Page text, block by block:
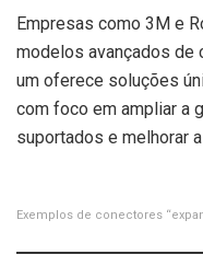
Empresas como 3M e
modelos avançados de
um oferece soluções
com foco em ampliar a
suportados e melhorar
Exemplos de conectores